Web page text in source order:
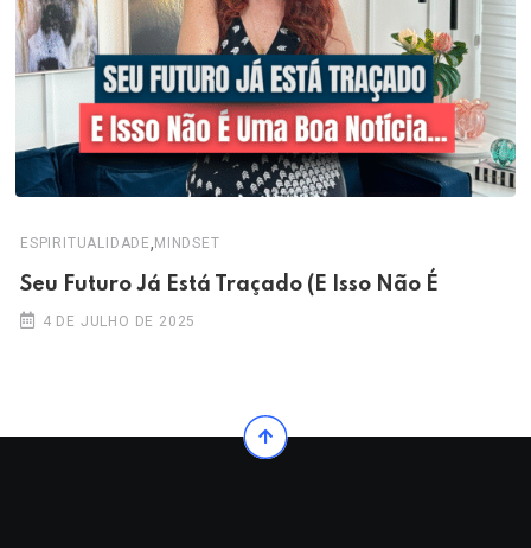
ESPIRITUALIDADE, MINDSET
Seu Futuro Já Está Traçado (E Isso Não É
4 DE JULHO DE 2025